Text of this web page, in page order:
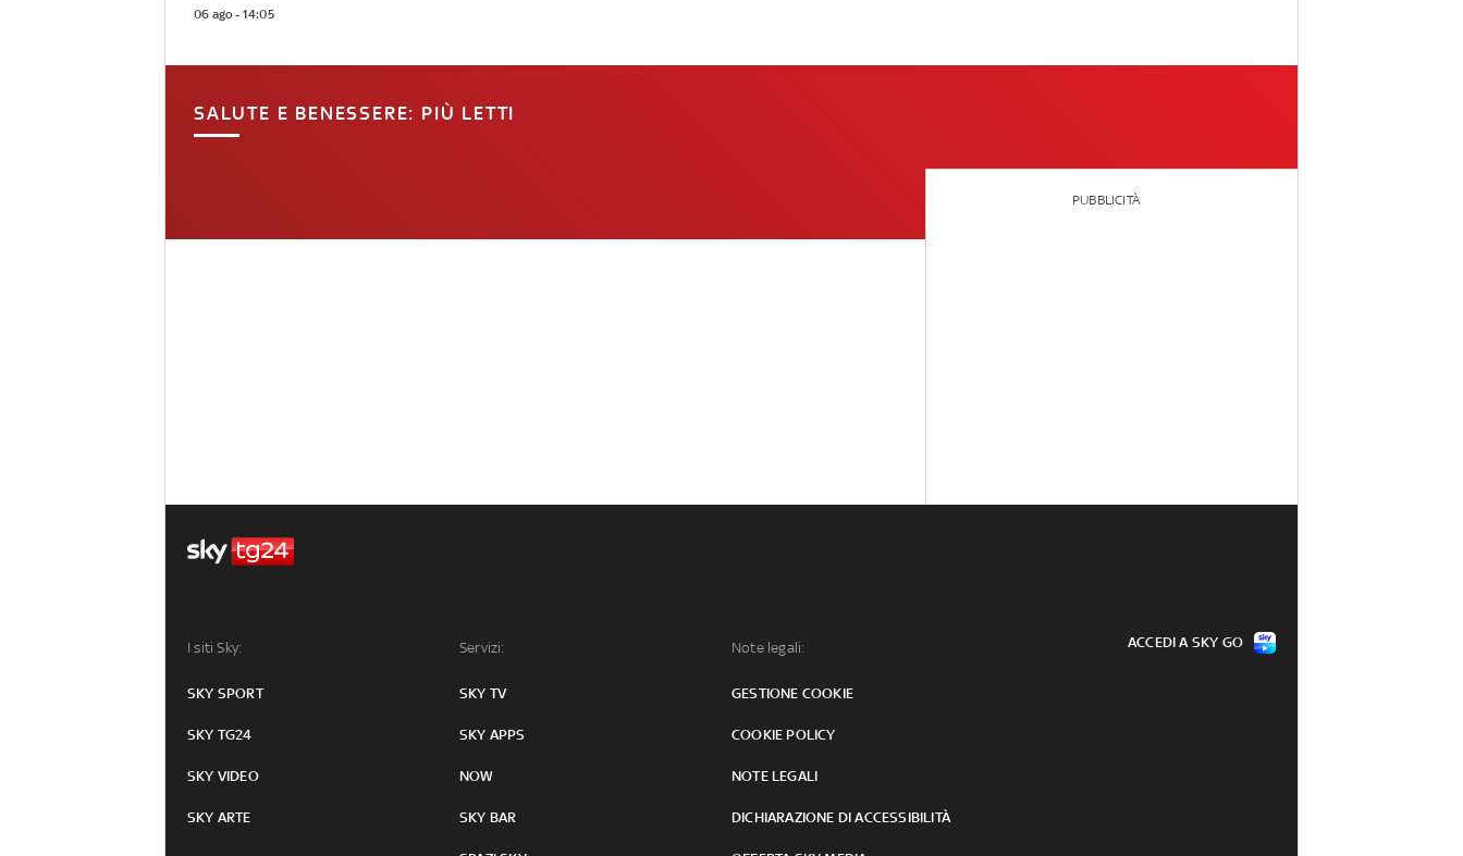
06 ago - 14:05
SALUTE E BENESSERE: PIÙ LETTI
PUBBLICITÀ
I siti Sky:
SKY SPORT
SKY TG24
SKY VIDEO
SKY ARTE
Servizi:
SKY TV
SKY APPS
NOW
SKY BAR
Note legali:
GESTIONE COOKIE
COOKIE POLICY
NOTE LEGALI
DICHIARAZIONE DI ACCESSIBILITÀ
ACCEDI A SKY GO